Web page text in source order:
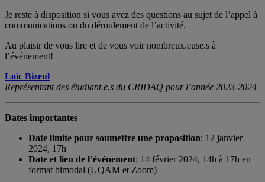
Je reste à disposition si vous avez des questions au sujet de l’appel à
communications ou du déroulement de l’activité.
Au plaisir de vous lire et de vous voir nombreux.euse.s à
l’événement!
Loïc Bizeul
Représentant des étudiant.e.s du CRIDAQ pour l’année 2023-2024
Dates importantes
Date limite pour soumettre une proposition: 12 janvier
2024, 17h
Date et lieu de l’événement: 14 février 2024, 14h à 17h en
format bimodal (UQAM et Zoom)